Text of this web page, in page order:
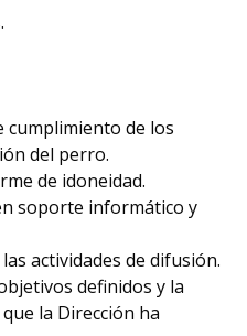
cumplimiento de los
del perro.
de idoneidad.
soporte informático y
actividades de difusión.
definidos y la
la Dirección ha